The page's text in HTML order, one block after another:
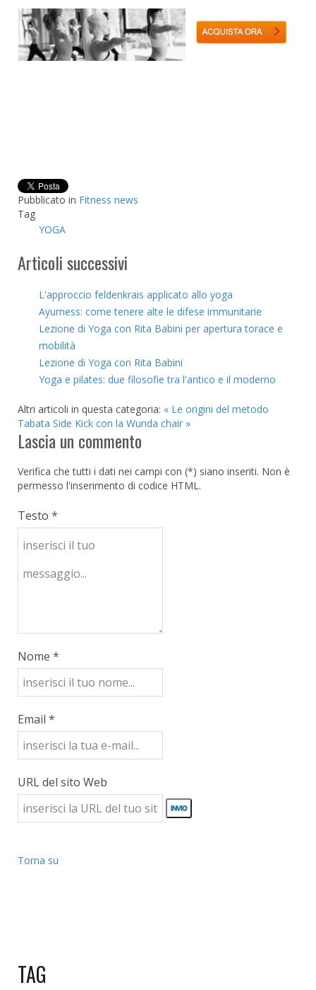
Pubblicato in Fitness news
Tag
YOGA
Articoli successivi
L'approccio feldenkrais applicato allo yoga
Ayurness: come tenere alte le difese immunitarie
Lezione di Yoga con Rita Babini per apertura torace e
mobilità
Lezione di Yoga con Rita Babini
Yoga e pilates: due filosofie tra l'antico e il moderno
Altri articoli in questa categoria: « Le origini del metodo
Tabata Side Kick con la Wunda chair »
Lascia un commento
Verifica che tutti i dati nei campi con (*) siano inseriti. Non è
permesso l'inserimento di codice HTML.
Testo *
Nome *
Email *
URL del sito Web
Torna su
TAG